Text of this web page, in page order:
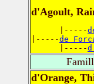
d'Agoult,
      |-----
|-----de
      |-----
d'Orange,